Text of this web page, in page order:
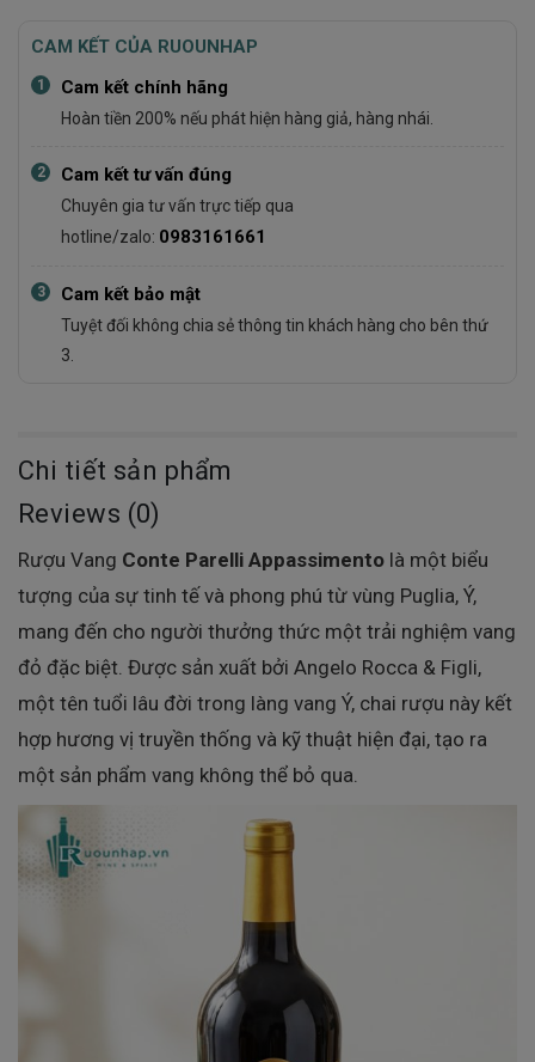
CAM KẾT CỦA RUOUNHAP
1 Cam kết chính hãng
Hoàn tiền 200% nếu phát hiện hàng giả, hàng nhái.
2 Cam kết tư vấn đúng
Chuyên gia tư vấn trực tiếp qua
hotline/zalo: 0983161661
3 Cam kết bảo mật
Tuyệt đối không chia sẻ thông tin khách hàng cho bên thứ
3.
Chi tiết sản phẩm
Reviews (0)
Rượu Vang Conte Parelli Appassimento là một biểu
tượng của sự tinh tế và phong phú từ vùng Puglia, Ý,
mang đến cho người thưởng thức một trải nghiệm vang
đỏ đặc biệt. Được sản xuất bởi Angelo Rocca & Figli,
một tên tuổi lâu đời trong làng vang Ý, chai rượu này kết
hợp hương vị truyền thống và kỹ thuật hiện đại, tạo ra
một sản phẩm vang không thể bỏ qua.